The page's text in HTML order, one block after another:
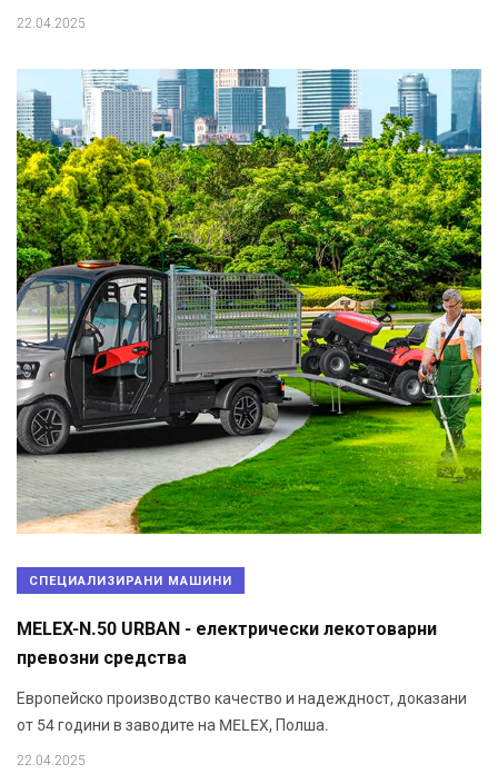
22.04.2025
СПЕЦИАЛИЗИРАНИ МАШИНИ
MELEX-N.50 URBAN - електрически лекотоварни
превозни средства
Европейско производство качество и надеждност, доказани
от 54 години в заводите на MELEX, Полша.
22.04.2025